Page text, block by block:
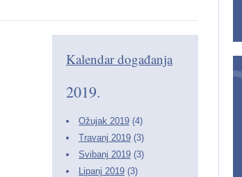
Kalendar događanja
2019.
Ožujak 2019 (4)
Travanj 2019 (3)
Svibanj 2019 (3)
Lipanj 2019 (3)